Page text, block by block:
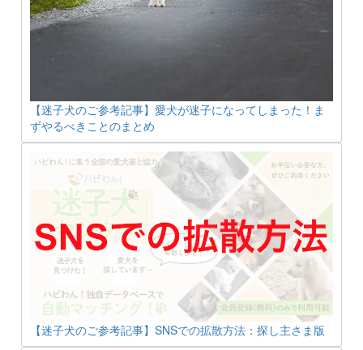
【迷子犬のご参考記事】愛犬が迷子になってしまった！ま
ずやるべきことのまとめ
【迷子犬のご参考記事】SNSでの拡散方法：探し主さま版